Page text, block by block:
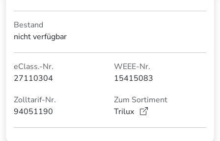
Bestand
nicht verfügbar
eClass.-Nr.
27110304
WEEE-Nr.
15415083
Zolltarif-Nr.
94051190
Zum Sortiment
Trilux